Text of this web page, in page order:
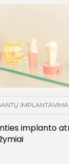
implanto